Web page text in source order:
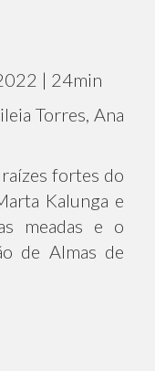
| 24min
Torres, Ana
fortes do
Kalunga e
meadas e o
de Almas de